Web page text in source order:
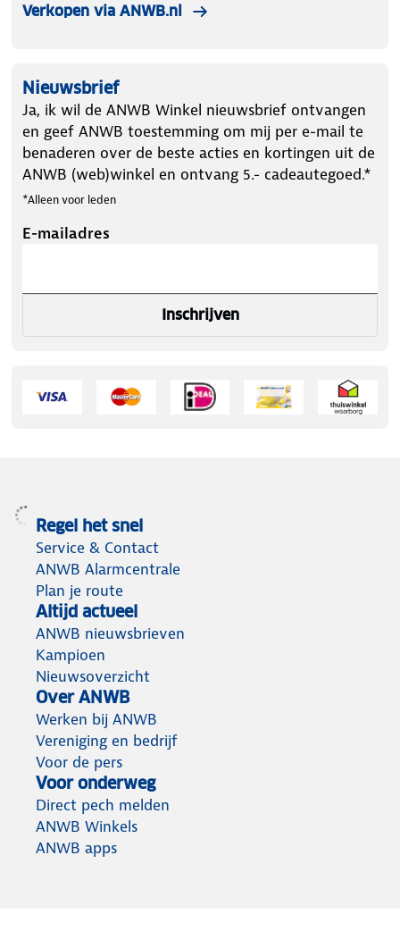
Verkopen via ANWB.nl
Nieuwsbrief
Ja, ik wil de ANWB Winkel nieuwsbrief ontvangen
en geef ANWB toestemming om mij per e-mail te
benaderen over de beste acties en kortingen uit de
ANWB (web)winkel en ontvang 5.- cadeautegoed.*
*Alleen voor leden
E-mailadres
Inschrijven
Regel het snel
Service & Contact
ANWB Alarmcentrale
Plan je route
Altijd actueel
ANWB nieuwsbrieven
Kampioen
Nieuwsoverzicht
Over ANWB
Werken bij ANWB
Vereniging en bedrijf
Voor de pers
Voor onderweg
Direct pech melden
ANWB Winkels
ANWB apps